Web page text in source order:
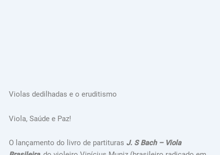
Violas dedilhadas e o eruditismo
Viola, Saúde e Paz!
O lançamento do livro de partituras J. S Bach – Viola